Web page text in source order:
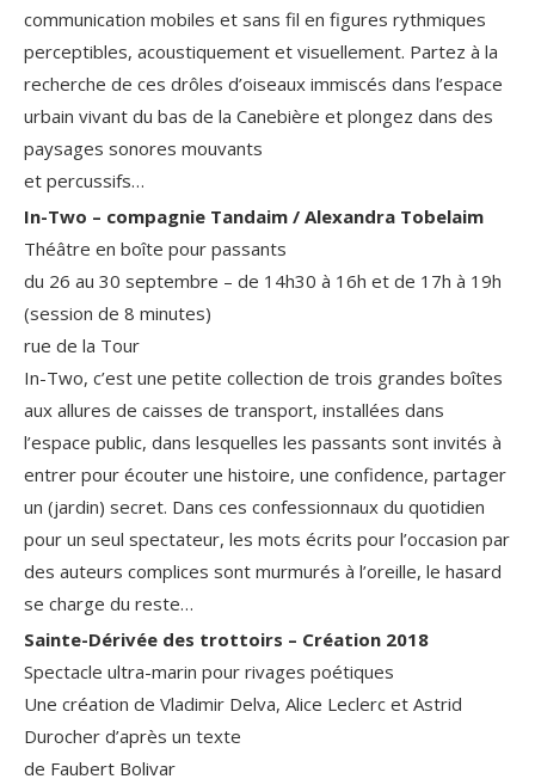
communication mobiles et sans fil en figures rythmiques
perceptibles, acoustiquement et visuellement. Partez à la
recherche de ces drôles d’oiseaux immiscés dans l’espace
urbain vivant du bas de la Canebière et plongez dans des
paysages sonores mouvants
et percussifs…
In-Two – compagnie Tandaim / Alexandra Tobelaim
Théâtre en boîte pour passants
du 26 au 30 septembre – de 14h30 à 16h et de 17h à 19h
(session de 8 minutes)
rue de la Tour
In-Two, c’est une petite collection de trois grandes boîtes
aux allures de caisses de transport, installées dans
l’espace public, dans lesquelles les passants sont invités à
entrer pour écouter une histoire, une confidence, partager
un (jardin) secret. Dans ces confessionnaux du quotidien
pour un seul spectateur, les mots écrits pour l’occasion par
des auteurs complices sont murmurés à l’oreille, le hasard
se charge du reste…
Sainte-Dérivée des trottoirs – Création 2018
Spectacle ultra-marin pour rivages poétiques
Une création de Vladimir Delva, Alice Leclerc et Astrid
Durocher d’après un texte
de Faubert Bolivar